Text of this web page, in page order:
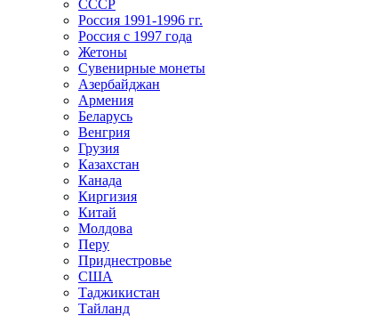
СССР
Россия 1991-1996 гг.
Россия с 1997 года
Жетоны
Сувенирные монеты
Азербайджан
Армения
Беларусь
Венгрия
Грузия
Казахстан
Канада
Киргизия
Китай
Молдова
Перу
Приднестровье
США
Таджикистан
Тайланд